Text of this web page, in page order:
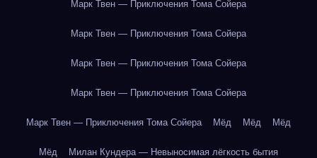
Марк Твен — Приключения Тома Сойера
Марк Твен — Приключения Тома Сойера
Марк Твен — Приключения Тома Сойера
Марк Твен — Приключения Тома Сойера
Марк Твен — Приключения Тома Сойера Мёд Мёд Мёд
Мёд Милан Кундера — Невыносимая лёгкость бытия